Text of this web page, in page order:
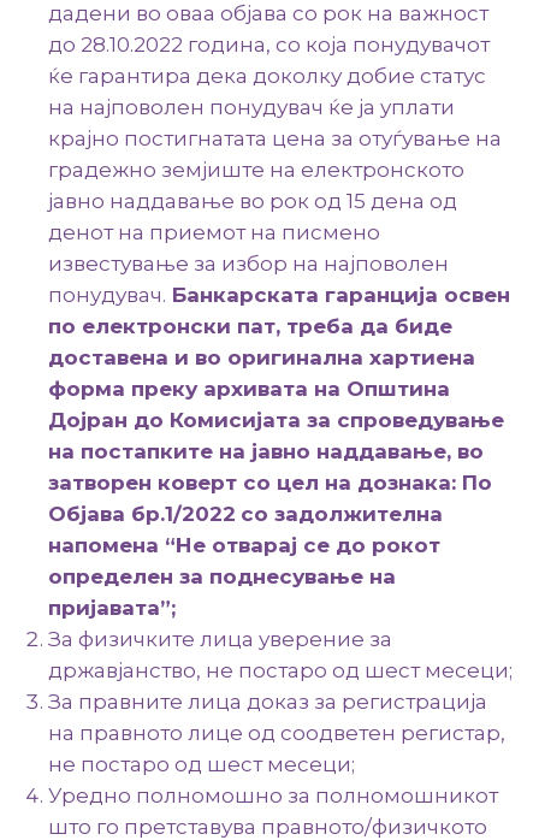
дадени во оваа објава со рок на важност
до 28.10.2022 година, со која понудувачот
ќе гарантира дека доколку добие статус
на најповолен понудувач ќе ја уплати
крајно постигнатата цена за отуѓување на
градежно земјиште на електронското
јавно наддавање во рок од 15 дена од
денот на приемот на писмено
известување за избор на најповолен
понудувач. Банкарската гаранција освен
по електронски пат, треба да биде
доставена и во оригинална хартиена
форма преку архивата на Општина
Дојран до Комисијата за спроведување
на постапките на јавно наддавање, во
затворен коверт со цел на дознака: По
Објава бр.1/2022 со задолжителна
напомена “Не отварај се до рокот
определен за поднесување на
пријавата”;
За физичките лица уверение за
државјанство, не постаро од шест месеци;
За правните лица доказ за регистрација
на правното лице од соодветен регистар,
не постаро од шест месеци;
Уредно полномошно за полномошникот
што го претставува правното/физичкото